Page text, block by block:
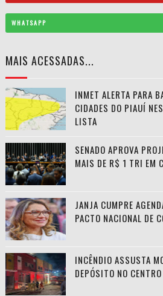
WHATSAPP
MAIS ACESSADAS...
INMET ALERTA PARA
CIDADES DO PIAUÍ
LISTA
SENADO APROVA
MAIS DE R$ 1 TRI EM
JANJA CUMPRE
PACTO NACIONAL DE
INCÊNDIO ASSUSTA
DEPÓSITO NO